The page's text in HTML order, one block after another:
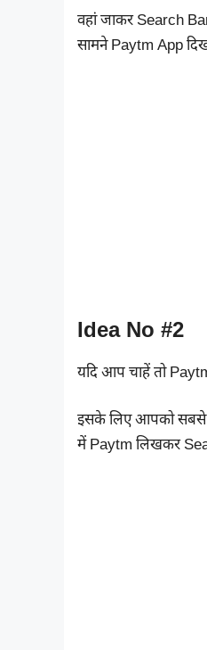
वहां जाकर Search
सामने Paytm App
Idea No #2
यदि आप चाहें तो
इसके लिए आपको सबसे
में Paytm लिखकर